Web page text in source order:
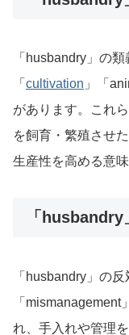
「husbandry」の類
「 cultivation 」「
があります。これ
を飼育・繁殖させ
生産性を高める意
「
「husbandry」の反
「
れ、手入れや管理